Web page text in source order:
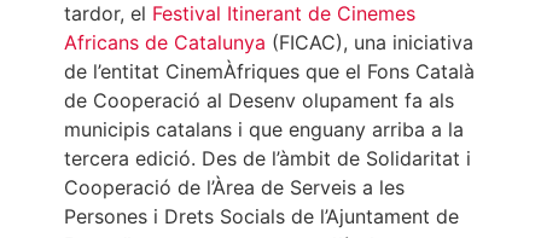
tardor, el Festival Itinerant de Cinemes
Africans de Catalunya (FICAC), una iniciativa
de l’entitat CinemÀfriques que el Fons Català
de Cooperació al Desenv olupament fa als
municipis catalans i que enguany arriba a la
tercera edició. Des de l’àmbit de Solidaritat i
Cooperació de l’Àrea de Serveis a les
Persones i Drets Socials de l’Ajuntament de